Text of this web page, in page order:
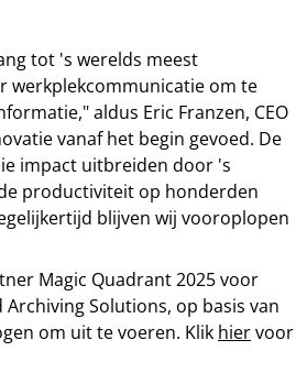
tot 's werelds meest
werkplekcommunicatie om te
aldus Eric Franzen, CEO
vanaf het begin gevoed. De
impact uitbreiden door 's
productiviteit op honderden
blijven wij vooroplopen
Magic Quadrant 2025 voor
Solutions, op basis van
om uit te voeren. Klik hiervoor